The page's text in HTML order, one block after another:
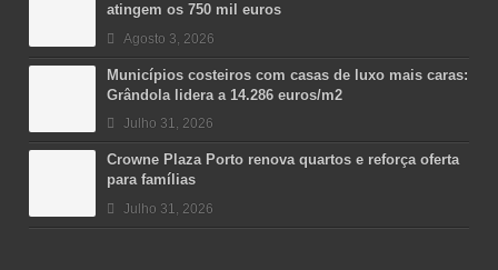
atingem os 750 mil euros
Agosto 3, 2026
Municípios costeiros com casas de luxo mais caras:
Grândola lidera a 14.286 euros/m2
Julho 31, 2026
Crowne Plaza Porto renova quartos e reforça oferta
para famílias
Julho 31, 2026